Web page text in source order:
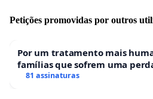
Petições promovidas por outros
Por um tratamento mais
famílias que sofrem uma
hospitais portugueses
81 assinaturas